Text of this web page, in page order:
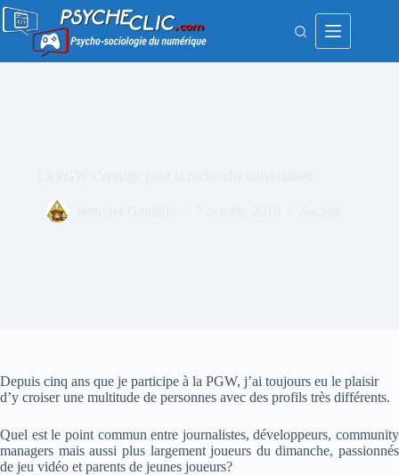
Passer
contenu
Depuis cinq ans que je participe à la PGW, j’ai toujours eu le plaisir
d’y croiser une multitude de personnes avec des profils très différents.
Quel est le point commun entre journalistes, développeurs, community
managers mais aussi plus largement joueurs du dimanche, passionnés
de jeu vidéo et parents de jeunes joueurs?